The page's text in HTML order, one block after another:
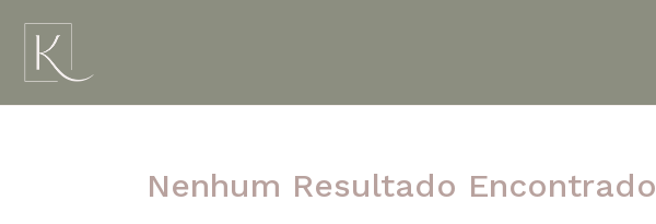
Nenhum Resultado Encontrado